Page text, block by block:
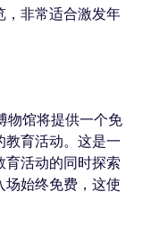
，非常适合激发年
物馆将提供一个免
教育活动。这是一
育活动的同时探索
场始终免费，这使